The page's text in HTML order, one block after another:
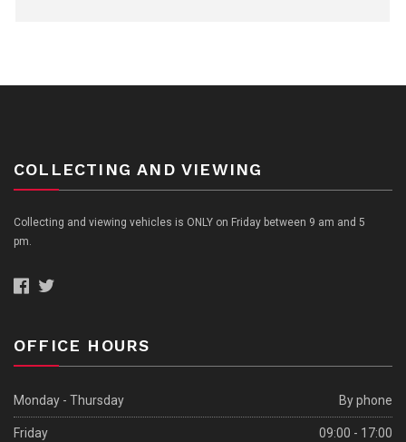
COLLECTING AND VIEWING
Collecting and viewing vehicles is ONLY on Friday between 9 am and 5
pm.
OFFICE HOURS
Monday - Thursday By phone
Friday 09:00 - 17:00